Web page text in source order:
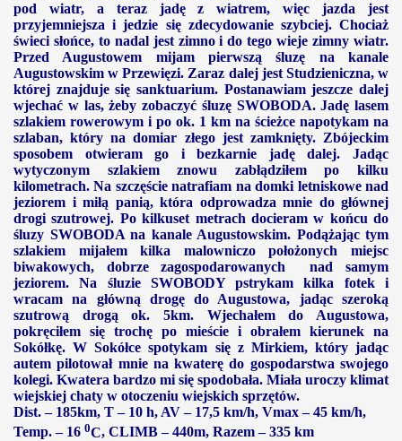
pod wiatr, a teraz jadę z wiatrem, więc jazda jest
przyjemniejsza i jedzie się zdecydowanie szybciej. Chociaż
świeci słońce, to nadal jest zimno i do tego wieje zimny wiatr.
Przed Augustowem mijam pierwszą śluzę na kanale
Augustowskim w Przewięzi. Zaraz dalej jest Studzieniczna, w
której znajduje się sanktuarium. Postanawiam jeszcze dalej
wjechać w las, żeby zobaczyć śluzę SWOBODA. Jadę lasem
szlakiem rowerowym i po ok. 1 km na ścieżce napotykam na
szlaban, który na domiar złego jest zamknięty. Zbójeckim
sposobem otwieram go i bezkarnie jadę dalej. Jadąc
wytyczonym szlakiem znowu zabłądziłem po kilku
kilometrach. Na szczęście natrafiam na domki letniskowe nad
jeziorem i miłą panią, która odprowadza mnie do głównej
drogi szutrowej. Po kilkuset metrach docieram w końcu do
śluzy SWOBODA na kanale Augustowskim. Podążając tym
szlakiem mijałem kilka malowniczo położonych miejsc
biwakowych, dobrze zagospodarowanych nad samym
jeziorem. Na śluzie SWOBODY pstrykam kilka fotek i
wracam na główną drogę do Augustowa, jadąc szeroką
szutrową drogą ok. 5km. Wjechałem do Augustowa,
pokręciłem się trochę po mieście i obrałem kierunek na
Sokółkę. W Sokółce spotykam się z Mirkiem, który jadąc
autem pilotował mnie na kwaterę do gospodarstwa swojego
kolegi. Kwatera bardzo mi się spodobała. Miała uroczy klimat
wiejskiej chaty w otoczeniu wiejskich sprzętów.
Dist. – 185km, T – 10 h, AV – 17,5 km/h, Vmax –45 km/h,
Temp. – 16 0C, CLIMB – 440m, Razem –335 km